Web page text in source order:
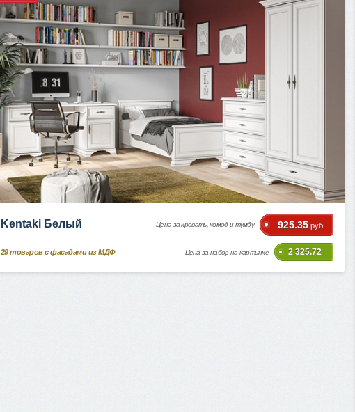
Kentaki Белый Цена за кровать, комод и тумбу 925.35 руб.
29 товаров с фасадами из МДФ Цена за набор на картинке 2 325.72